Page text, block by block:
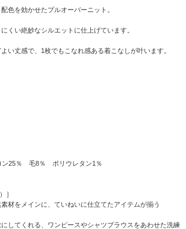
色を効かせたプルオーバーニット。
くい絶妙なシルエットに仕上げています。
い丈感で、1枚でもこなれ感ある着こなしが叶います。
ン25％ 毛8％ ポリウレタン1％
］
材をメインに、ていねいに仕立てたアイテムが揃う
してくれる、ワンピースやシャツブラウスをあわせた洗練